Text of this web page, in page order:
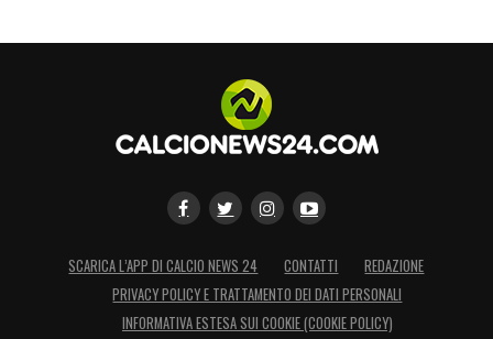
alla storia.
SCARICA L’APP DI CALCIO NEWS 24 CONTATTI
REDAZIONE
PRIVACY POLICY E TRATTAMENTO DEI DATI PERSONALI
INFORMATIVA ESTESA SUI COOKIE (COOKIE POLICY)